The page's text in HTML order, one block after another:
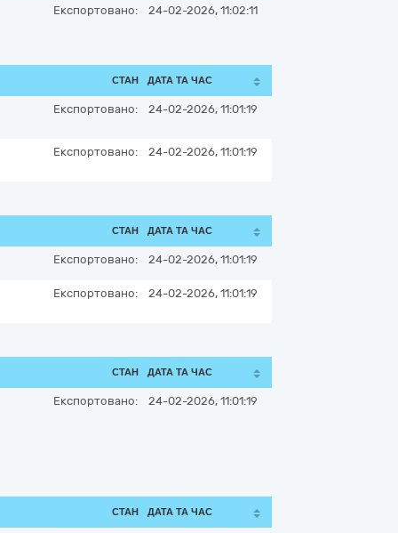
Експортовано: 24-02-2026, 11:02:11
СТАН ДАТА ТА ЧАС
Експортовано: 24-02-2026, 11:01:19
Експортовано: 24-02-2026, 11:01:19
СТАН ДАТА ТА ЧАС
Експортовано: 24-02-2026, 11:01:19
Експортовано: 24-02-2026, 11:01:19
СТАН ДАТА ТА ЧАС
Експортовано: 24-02-2026, 11:01:19
СТАН ДАТА ТА ЧАС